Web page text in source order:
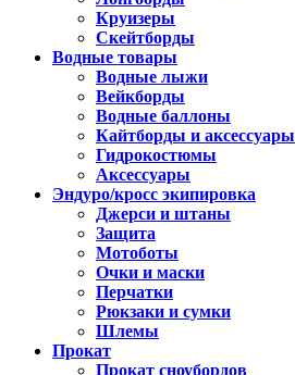
Круизеры
Скейтборды
Водные товары
Водные лыжи
Вейкборды
Водные баллоны
Кайтборды и аксессуары
Гидрокостюмы
Аксессуары
Эндуро/кросс экипировка
Джерси и штаны
Защита
Мотоботы
Очки и маски
Перчатки
Рюкзаки и сумки
Шлемы
Прокат
Прокат сноубордов